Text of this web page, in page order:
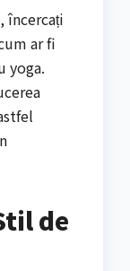
încercați
ar fi
yoga.
de